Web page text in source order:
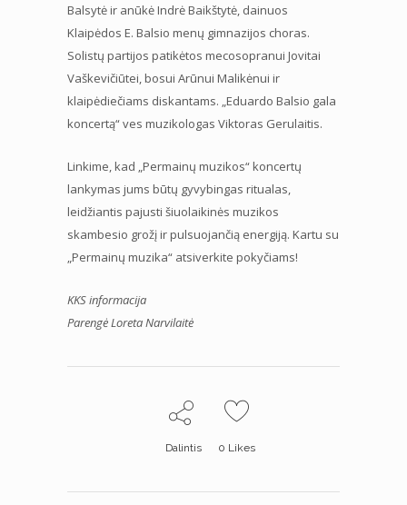
Balsytė ir anūkė Indrė Baikštytė, dainuos
Klaipėdos E. Balsio menų gimnazijos choras.
Solistų partijos patikėtos mecosopranui Jovitai
Vaškevičiūtei, bosui Arūnui Malikėnui ir
klaipėdiečiams diskantams. „Eduardo Balsio gala
koncertą“ ves muzikologas Viktoras Gerulaitis.
Linkime, kad „Permainų muzikos“ koncertų
lankymas jums būtų gyvybingas ritualas,
leidžiantis pajusti šiuolaikinės muzikos
skambesio grožį ir pulsuojančią energiją. Kartu su
„Permainų muzika“ atsiverkite pokyčiams!
KKS informacija
Parengė Loreta Narvilaitė
Dalintis 0 Likes